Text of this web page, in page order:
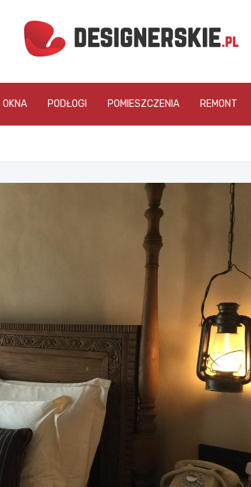
designerskie.pl
OKNA PODŁOGI POMIESZCZENIA REMONT